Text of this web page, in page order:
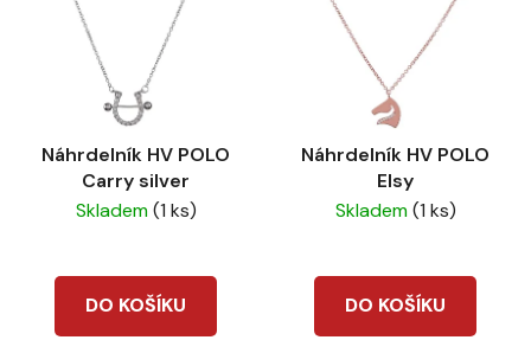
Náhrdelník HV POLO
Carry silver
Skladem(1 ks)
DO KOŠÍKU
Náhrdelník HV POLO
Elsy
Skladem(1 ks)
DO KOŠÍKU